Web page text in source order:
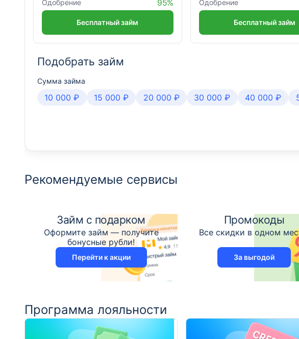
Одобрение 95%
Бесплатный займ
Одобрение
Бесплатный займ
Подобрать займ
Сумма займа
10 000 ₽ 15 000 ₽ 20 000 ₽ 30 000 ₽ 40 000 ₽
Рекомендуемые сервисы
Займ с подарком
Оформите займ — получите
бонусные рубли!
Перейти к акции
Промокоды
Все скидки в одном
За выгодой
Программа лояльности